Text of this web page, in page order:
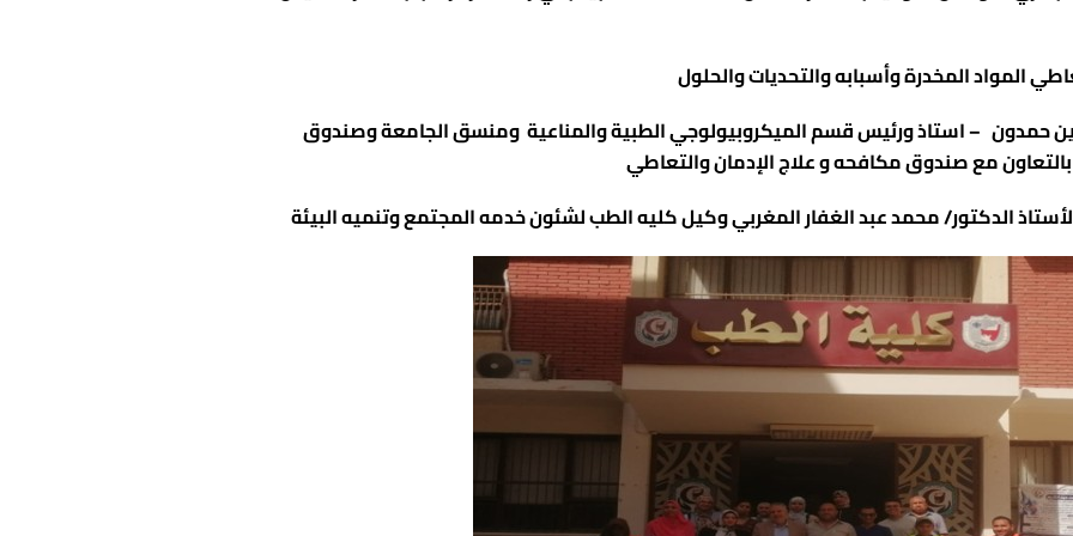
الشيخ
جنوب الوادى
جامعة قناة السويس
المواد المخدرة وأسبابه والتحديات والحلول
حمدون – استاذ ورئيس قسم الميكروبيولوجي الطبية والمناعية ومنسق الجامعة وصندوق
مع صندوق مكافحه و علاج الإدمان والتعاطي
الدكتور/محمد عبد الغفار المغربيوكيل كليه الطب لشئون خدمه المجتمع وتنميه البيئة